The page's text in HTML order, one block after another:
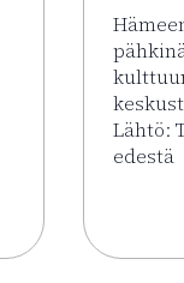
Lähtö:
edestä